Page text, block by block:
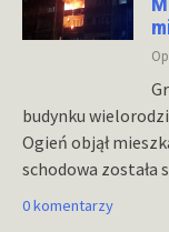
budynku
Ogień objął
schodowa została
0 komentarzy